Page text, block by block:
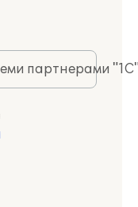
партнерами